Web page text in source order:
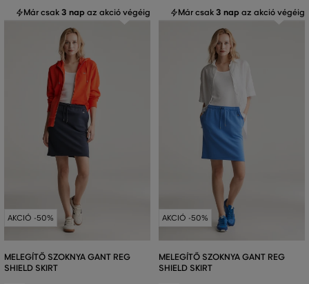
Már csak3 nap az akció végéig
AKCIÓ -50%
MELEGÍTŐ SZOKNYA GANT REG
SHIELD SKIRT
Már csak3 nap az akció végéig
AKCIÓ -50%
MELEGÍTŐ SZOKNYA GANT REG
SHIELD SKIRT